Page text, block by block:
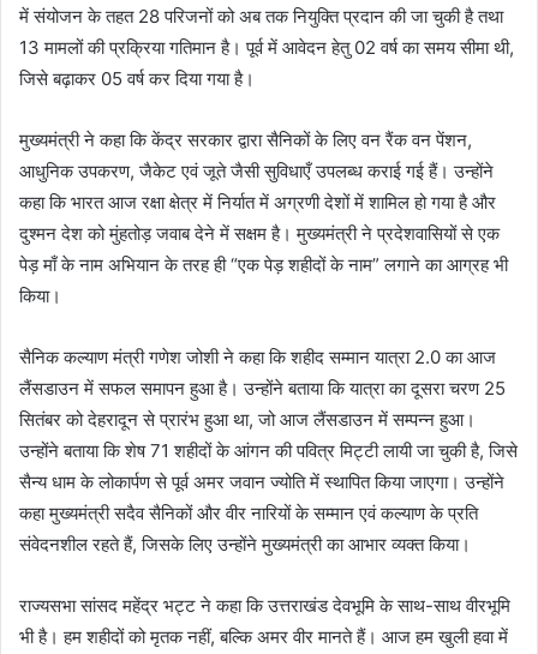
में संयोजन के तहत 28 परिजनों को अब तक नियुक्ति प्रदान की जा चुकी है तथा
13 मामलों की प्रक्रिया गतिमान है। पूर्व में आवेदन हेतु 02 वर्ष का समय सीमा थी,
जिसे बढ़ाकर 05 वर्ष कर दिया गया है।
मुख्यमंत्री ने कहा कि केंद्र सरकार द्वारा सैनिकों के लिए वन रैंक वन पेंशन,
आधुनिक उपकरण, जैकेट एवं जूते जैसी सुविधाएँ उपलब्ध कराई गई हैं। उन्होंने
कहा कि भारत आज रक्षा क्षेत्र में निर्यात में अग्रणी देशों में शामिल हो गया है और
दुश्मन देश को मुंहतोड़ जवाब देने में सक्षम है। मुख्यमंत्री ने प्रदेशवासियों से एक
पेड़ माँ के नाम अभियान के तरह ही “एक पेड़ शहीदों के नाम” लगाने का आग्रह भी
किया।
सैनिक कल्याण मंत्री गणेश जोशी ने कहा कि शहीद सम्मान यात्रा 2.0 का आज
लैंसडाउन में सफल समापन हुआ है। उन्होंने बताया कि यात्रा का दूसरा चरण 25
सितंबर को देहरादून से प्रारंभ हुआ था, जो आज लैंसडाउन में सम्पन्न हुआ।
उन्होंने बताया कि शेष 71 शहीदों के आंगन की पवित्र मिट्टी लायी जा चुकी है, जिसे
सैन्य धाम के लोकार्पण से पूर्व अमर जवान ज्योति में स्थापित किया जाएगा। उन्होंने
कहा मुख्यमंत्री सदैव सैनिकों और वीर नारियों के सम्मान एवं कल्याण के प्रति
संवेदनशील रहते हैं, जिसके लिए उन्होंने मुख्यमंत्री का आभार व्यक्त किया।
राज्यसभा सांसद महेंद्र भट्ट ने कहा कि उत्तराखंड देवभूमि के साथ-साथ वीरभूमि
भी है। हम शहीदों को मृतक नहीं, बल्कि अमर वीर मानते हैं। आज हम खुली हवा में